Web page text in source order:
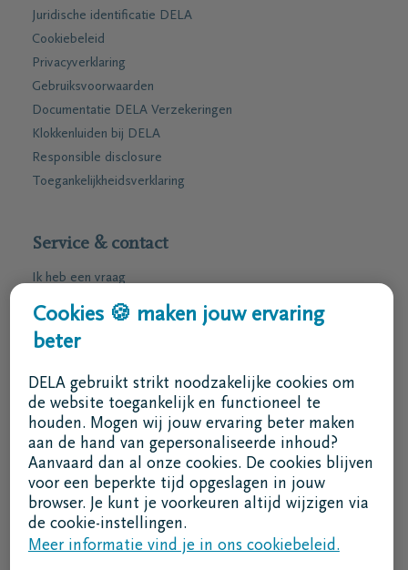
Juridische identificatie DELA
Cookiebeleid
Privacyverklaring
Gebruiksvoorwaarden
Documentatie DELA Verzekeringen
Klokkenluiden bij DELA
Responsible disclosure
Toegankelijkheidsverklaring
Service & contact
Ik heb een vraag
Ik wens een afspraak
Ik wens een brochure per post
ma - vr 8u30 -17u
Ik ben een bemiddelaar
Aanmelden in DELAconnect
Ik ben een leverancier
MVO code
Cookies 🍪 maken jouw ervaring
beter
DELA gebruikt strikt noodzakelijke cookies om
de website toegankelijk en functioneel te
houden. Mogen wij jouw ervaring beter maken
aan de hand van gepersonaliseerde inhoud?
Aanvaard dan al onze cookies. De cookies blijven
voor een beperkte tijd opgeslagen in jouw
browser. Je kunt je voorkeuren altijd wijzigen via
de cookie-instellingen.
Meer informatie vind je in ons cookiebeleid.